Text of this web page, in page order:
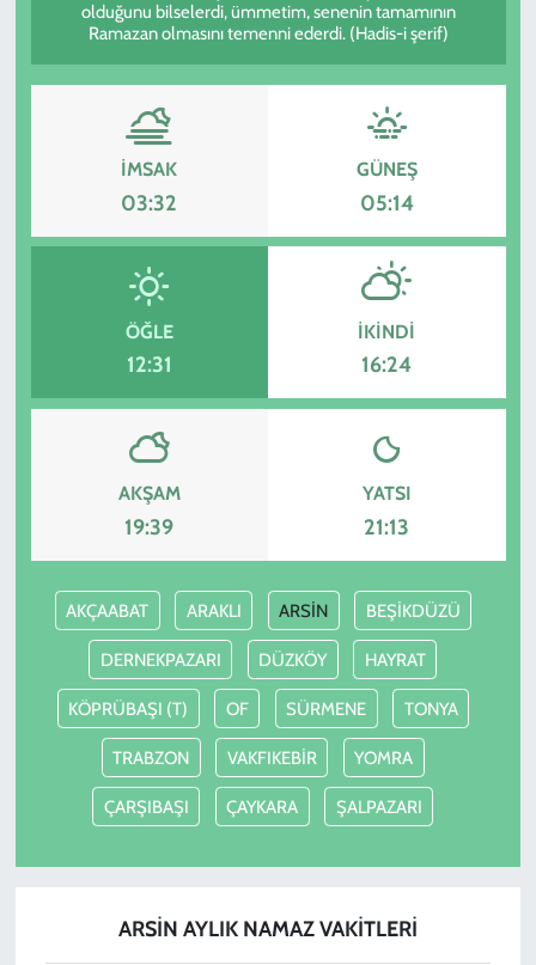
olduğunu bilselerdi, ümmetim, senenin tamamının
Ramazan olmasını temenni ederdi. (Hadis-i şerif)
İMSAK
03:32
GÜNEŞ
05:14
ÖĞLE
12:31
İKINDI
16:24
AKŞAM
19:39
YATSI
21:13
AKÇAABAT ARAKLI ARSİN BEŞİKDÜZÜ
DERNEKPAZARI DÜZKÖY HAYRAT
KÖPRÜBAŞI (T) OF SÜRMENE TONYA
TRABZON VAKFIKEBİR YOMRA
ÇARŞIBAŞI ÇAYKARA ŞALPAZARI
ARSİN AYLIK NAMAZ VAKITLERI
YAZARLAR